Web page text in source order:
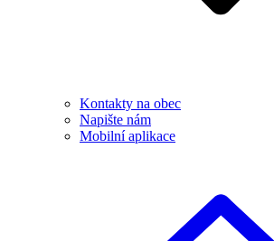
Kontakty na obec
Napište nám
Mobilní aplikace